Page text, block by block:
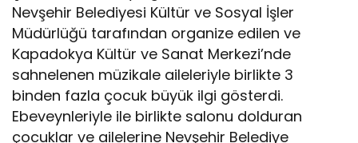
Nevşehir Belediyesi Kültür ve Sosyal İşler
Müdürlüğü tarafından organize edilen ve
Kapadokya Kültür ve Sanat Merkezi’nde
sahnelenen müzikale aileleriyle birlikte 3
binden fazla çocuk büyük ilgi gösterdi.
Ebeveynleriyle ile birlikte salonu dolduran
çocuklar ve ailelerine Nevşehir Belediye